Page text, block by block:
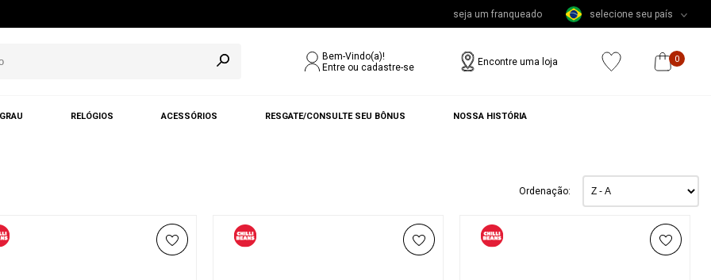
seja um franqueado selecione seu país
Bem-Vindo(a)!
Entre ou cadastre-se
Encontre uma loja 0
RELÓGIOS ACESSÓRIOS RESGATE/CONSULTE SEU BÔNUS NOSSA HISTÓRIA
Ordenação: